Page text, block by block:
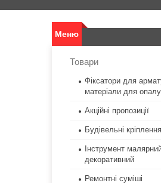
Товари
Фіксатори для
матеріали для
Акційні пропозиції
Будівельні кріплення
Інструмент
декоративний
Ремонтні суміші